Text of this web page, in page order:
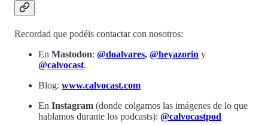
Recordad que podéis contactar con nosotros:
En Mastodon: @doalvares, @heyazorin y
@calvocast.
Blog: www.calvocast.com
En Instagram (donde colgamos las imágenes de lo que
hablamos durante los podcasts): @calvocastpod